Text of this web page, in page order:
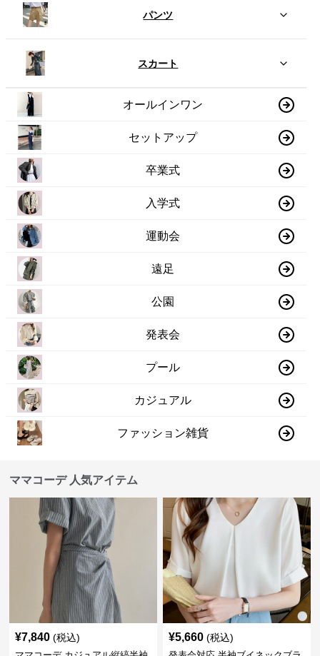
パンツ
スカート
オールインワン
セットアップ
卒業式
入学式
運動会
遠足
公園
発表会
プール
カジュアル
ファッション雑貨
ママコーデ 人気アイテム
¥7,840 (税込) ¥5,660 (税込)